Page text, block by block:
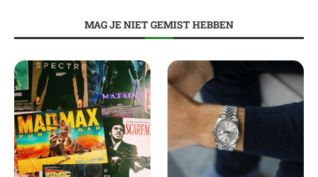
MAG JE NIET GEMIST HEBBEN